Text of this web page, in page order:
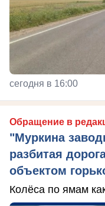
сегодня в 16:00
Обращение в
"Муркина
разбитая
объектом
Колёса по ямам